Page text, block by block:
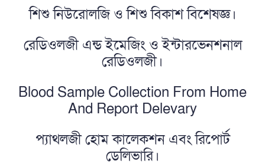
শিশু নিউরোলজি ও শিশু বিকাশ বিশেষজ্ঞ।
রেডিওলজী এন্ড ইমেজিং ও ইন্টারভেনশনাল
রেডিওলজী।
Blood Sample Collection From Home
And Report Delevary
প্যাথলজী হোম কালেকশন এবং রিপোর্ট
ডেলিভারি।